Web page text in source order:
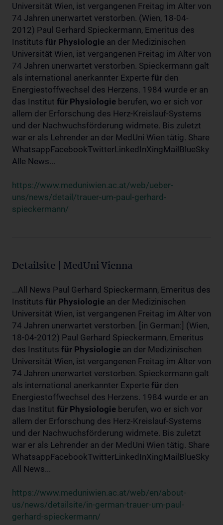
Universität Wien, ist vergangenen Freitag im Alter von
74 Jahren unerwartet verstorben. (Wien, 18-04-
2012) Paul Gerhard Spieckermann, Emeritus des
Instituts für Physiologie an der Medizinischen
Universität Wien, ist vergangenen Freitag im Alter von
74 Jahren unerwartet verstorben. Spieckermann galt
als international anerkannter Experte für den
Energiestoffwechsel des Herzens. 1984 wurde er an
das Institut für Physiologie berufen, wo er sich vor
allem der Erforschung des Herz-Kreislauf-Systems
und der Nachwuchsförderung widmete. Bis zuletzt
war er als Lehrender an der MedUni Wien tätig. Share
WhatsappFacebookTwitterLinkedInXingMailBlueSky
Alle News...
https://www.meduniwien.ac.at/web/ueber-
uns/news/detail/trauer-um-paul-gerhard-
spieckermann/
Detailsite | MedUni Vienna
...All News Paul Gerhard Spieckermann, Emeritus des
Instituts für Physiologie an der Medizinischen
Universität Wien, ist vergangenen Freitag im Alter von
74 Jahren unerwartet verstorben. [in German:] (Wien,
18-04-2012) Paul Gerhard Spieckermann, Emeritus
des Instituts für Physiologie an der Medizinischen
Universität Wien, ist vergangenen Freitag im Alter von
74 Jahren unerwartet verstorben. Spieckermann galt
als international anerkannter Experte für den
Energiestoffwechsel des Herzens. 1984 wurde er an
das Institut für Physiologie berufen, wo er sich vor
allem der Erforschung des Herz-Kreislauf-Systems
und der Nachwuchsförderung widmete. Bis zuletzt
war er als Lehrender an der MedUni Wien tätig. Share
WhatsappFacebookTwitterLinkedInXingMailBlueSky
All News...
https://www.meduniwien.ac.at/web/en/about-
us/news/detailsite/in-german-trauer-um-paul-
gerhard-spieckermann/